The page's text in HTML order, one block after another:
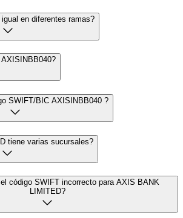
en diferentes ramas?
SWIFT/BIC AXISINBB040 ?
tiene varias sucursales?
código SWIFT incorrecto para AXIS BANK
LIMITED?